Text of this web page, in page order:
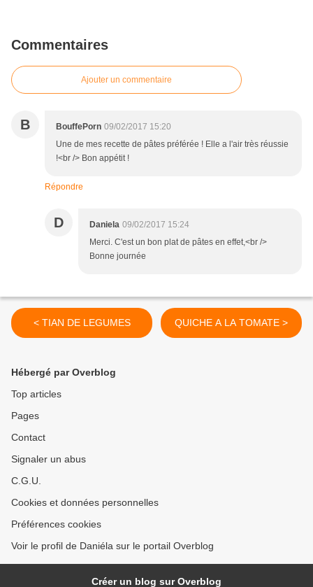
Commentaires
Ajouter un commentaire
B BouffePorn 09/02/2017 15:20
Une de mes recette de pâtes préférée ! Elle a l'air très réussie
!<br /> Bon appétit !
Répondre
D Daniela 09/02/2017 15:24
Merci. C'est un bon plat de pâtes en effet,<br />
Bonne journée
< TIAN DE LEGUMES QUICHE A LA TOMATE >
Hébergé par Overblog
Top articles
Pages
Contact
Signaler un abus
C.G.U.
Cookies et données personnelles
Préférences cookies
Voir le profil de Daniéla sur le portail Overblog
Créer un blog sur Overblog